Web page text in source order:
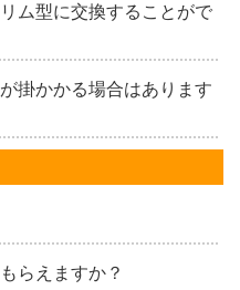
ム型に交換することがで
掛かかる場合はあります
らえますか？